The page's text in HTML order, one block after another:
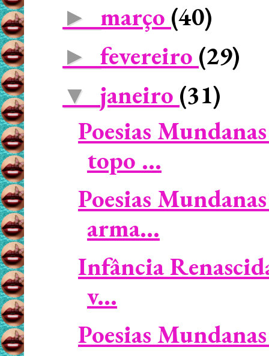
► março (40)
► fevereiro (29)
▼ janeiro (31)
Poesias
topo ...
Poesias
arma...
Infância
v...
Poesias